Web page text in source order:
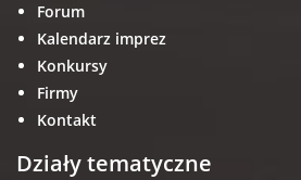
Forum
Kalendarz imprez
Konkursy
Firmy
Kontakt
Działy tematyczne